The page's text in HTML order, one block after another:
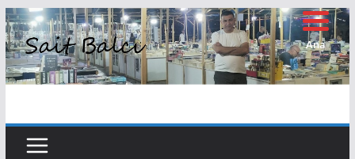
Skip
to
content
Ana
Sayfa